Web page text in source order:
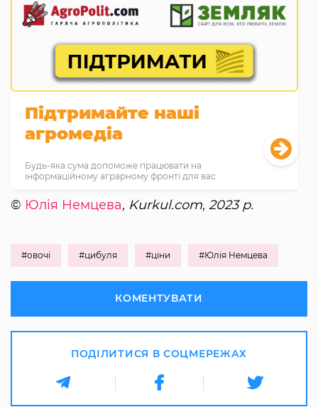
Підтримайте наші
агромедіа
Будь-яка сума допоможе працювати на
інформаційному аграрному фронті для вас
© Юлія Немцева, Kurkul.com, 2023 р.
#овочі #цибуля #ціни #Юлія Немцева
КОМЕНТУВАТИ
ПОДІЛИТИСЯ В СОЦМЕРЕЖАХ